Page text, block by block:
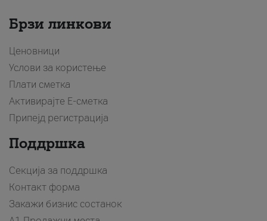
Брзи линкови
Ценовници
Услови за користење
Плати сметка
Активирајте Е-сметка
Припејд регистрација
Поддршка
Секција за поддршка
Контакт форма
Закажи бизнис состанок